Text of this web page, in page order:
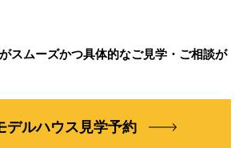
スムーズかつ具体的なご見学・ご相談が
デルハウス見学予約